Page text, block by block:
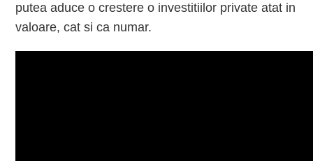
putea aduce o crestere o investitiilor private atat in
valoare, cat si ca numar.